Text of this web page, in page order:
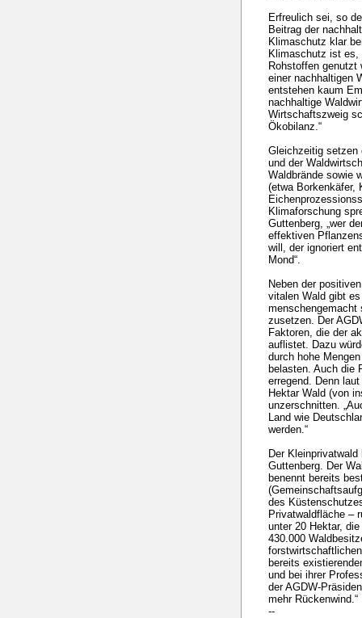
Erfreulich sei, so
Beitrag der
Klimaschutz klar
Klimaschutz ist es,
Rohstoffen genutzt
einer nachhaltigen
entstehen kaum
nachhaltige
Wirtschaftszweig
Ökobilanz.“
Gleichzeitig setzen
und der
Waldbrände sowie
(etwa Borkenkäfer,
Klimaforschung
Guttenberg, „wer
effektiven
will, der ignoriert
Mond“.
Neben der
vitalen Wald gibt
menschengemacht
zusetzen. Der
Faktoren, die der
auflistet. Dazu
durch hohe
belasten. Auch die
erregend. Denn
Hektar Wald (von
unzerschnitten.
Land wie
werden.“
Der
Guttenberg. Der
benennt bereits
des
Privatwaldfläche –
unter 20 Hektar,
430.000
bereits
und bei ihrer
der AGDW-
mehr Rückenwind.“
--